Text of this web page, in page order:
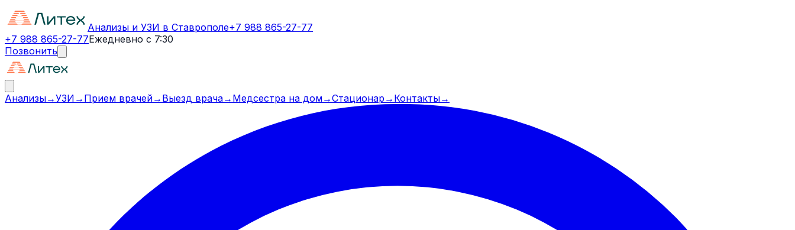
Анализы и УЗИ в Ставрополе+7 988 865-27-77
+7 988 865-27-77Ежедневно с 7:30
Позвонить
Анализы→УЗИ → Прием врачей→ Выезд врача→ Медсестра на дом→Стационар → Контакты→